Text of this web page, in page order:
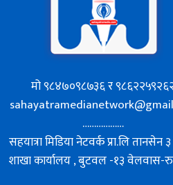
मो ९८४७०९८७३६ र
………………
सहयात्रा मिडिया नेटवर्क प्रा.लि तानसेन
शाखा कार्यालय , बुटवल -१३ वेलवास-